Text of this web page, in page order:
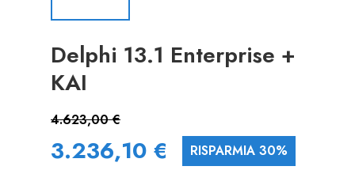
Delphi 13.1 Enterprise +
KAI
4.623,00 €
3.236,10 € RISPARMIA 30%